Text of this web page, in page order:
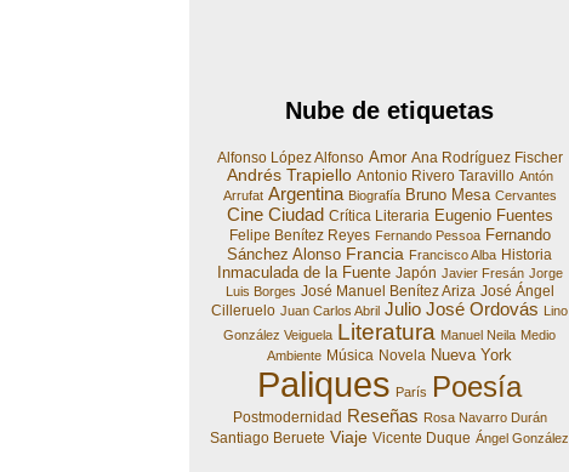
Nube de etiquetas
Alfonso López Alfonso Amor Ana Rodríguez Fischer
Andrés Trapiello Antonio Rivero Taravillo Antón
Arrufat Argentina Biografía Bruno Mesa Cervantes
Cine Ciudad Crítica Literaria Eugenio Fuentes
Felipe Benítez Reyes Fernando Pessoa Fernando
Sánchez Alonso Francia Francisco Alba Historia
Inmaculada de la Fuente Japón Javier Fresán Jorge
Luis Borges José Manuel Benítez Ariza José Ángel
Cilleruelo Juan Carlos Abril Julio José Ordovás Lino
González Veiguela Literatura Manuel Neila Medio
Ambiente Música Novela Nueva York
Paliques París Poesía
Postmodernidad Reseñas Rosa Navarro Durán
Santiago Beruete Viaje Vicente Duque Ángel González